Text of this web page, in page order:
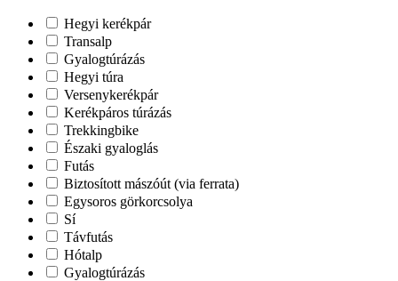
Hegyi kerékpár
Transalp
Gyalogtúrázás
Hegyi túra
Versenykerékpár
Kerékpáros túrázás
Trekkingbike
Északi gyaloglás
Futás
Biztosított mászóút (via ferrata)
Egysoros görkorcsolya
Sí
Távfutás
Hótalp
Gyalogtúrázás